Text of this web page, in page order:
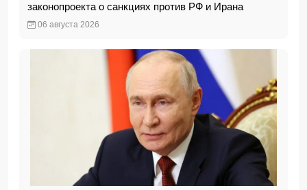
законопроекта о санкциях против РФ и Ирана
06 августа 2026